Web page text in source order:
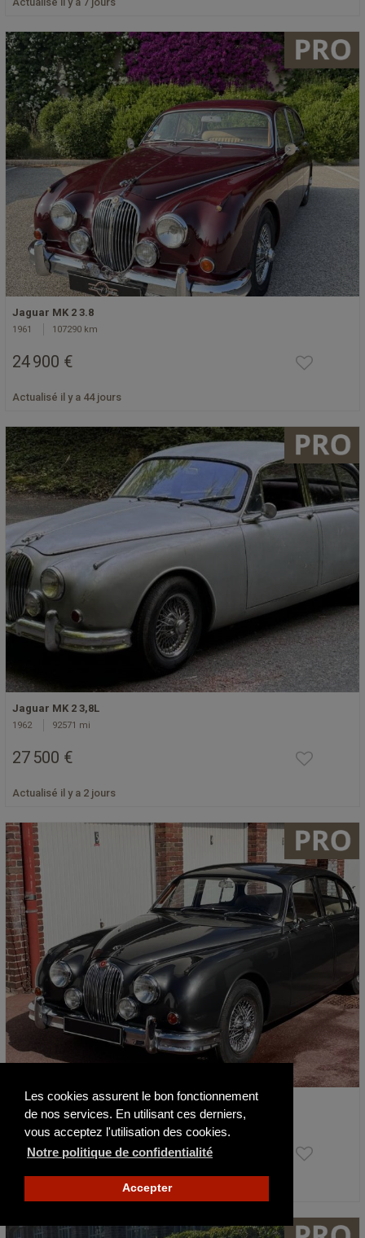
Les cookies assurent le bon fonctionnement
de nos services. En utilisant ces derniers,
vous acceptez l'utilisation des cookies.
Notre politique de confidentialité
Accepter
Jaguar MK 2 3.8
1961 107290 km
24 900 €
Actualisé il y a 44 jours
Jaguar MK 2 3,8L
1962 92571 mi
27 500 €
Actualisé il y a 2 jours
Jaguar MK 2 3.4 Matching numbers
1964 17000 km
39 990 €